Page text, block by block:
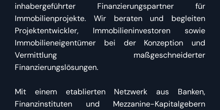
inhabergeführter Finanzierungspartner für
Immobilienprojekte. Wir beraten und begleiten
Projektentwickler, Immobilieninvestoren sowie
Immobilieneigentümer bei der Konzeption und
Vermittlung maßgeschneiderter
Finanzierungslösungen.
Mit einem etablierten Netzwerk aus Banken,
Finanzinstituten und Mezzanine-Kapitalgebern